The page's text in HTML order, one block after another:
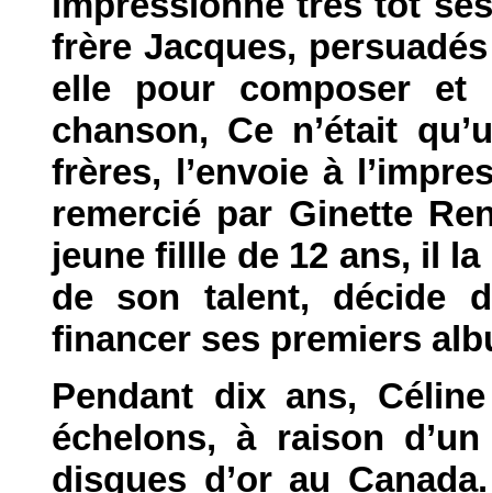
frère Jacques,
elle pour composer et
chanson, Ce n’était
frères, l’envoie à
remercié par Ginette
jeune fillle de 12 ans, il
de son talent, décide
financer ses premiers
Pendant dix ans,
échelons, à raison
disques d’or au